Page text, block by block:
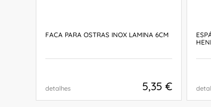
FACA PARA OSTRAS INOX LAMINA 6CM
detalhes 5,35 €